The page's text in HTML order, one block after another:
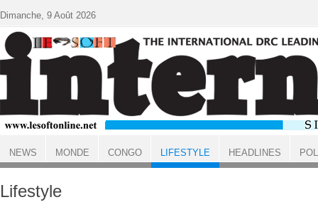
ACCUEIL
Lifestyle
Dimanche, 9 Août 2026
NEWS MONDE CONGO LIFESTYLE HEADLINES